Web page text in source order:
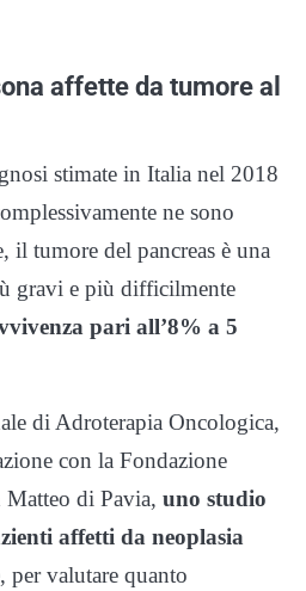
affette da tumore al
stimate in Italia nel 2018
ne sono
il tumore del pancreas è una
gravi e più difficilmente
pari all’8% a 5
di Adroterapia Oncologica,
con la Fondazione
di Pavia, uno studio
affetti da neoplasia
, per valutare quanto